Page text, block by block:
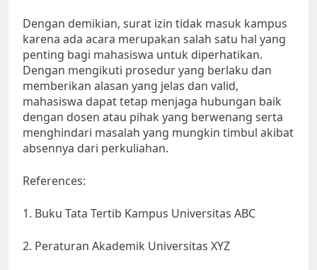
Dengan demikian, surat izin tidak masuk kampus
karena ada acara merupakan salah satu hal yang
penting bagi mahasiswa untuk diperhatikan.
Dengan mengikuti prosedur yang berlaku dan
memberikan alasan yang jelas dan valid,
mahasiswa dapat tetap menjaga hubungan baik
dengan dosen atau pihak yang berwenang serta
menghindari masalah yang mungkin timbul akibat
absennya dari perkuliahan.
References:
1. Buku Tata Tertib Kampus Universitas ABC
2. Peraturan Akademik Universitas XYZ